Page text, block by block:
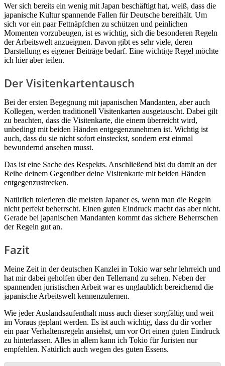
Wer sich bereits ein wenig mit Japan beschäftigt hat, weiß, dass die
japanische Kultur spannende Fallen für Deutsche bereithält. Um
sich vor ein paar Fettnäpfchen zu schützen und peinlichen
Momenten vorzubeugen, ist es wichtig, sich die besonderen Regeln
der Arbeitswelt anzueignen. Davon gibt es sehr viele, deren
Darstellung es eigener Beiträge bedarf. Eine wichtige Regel möchte
ich hier aber teilen.
Der Visitenkartentausch
Bei der ersten Begegnung mit japanischen Mandanten, aber auch
Kollegen, werden traditionell Visitenkarten ausgetauscht. Dabei gilt
zu beachten, dass die Visitenkarte, die einem überreicht wird,
unbedingt mit beiden Händen entgegenzunehmen ist. Wichtig ist
auch, dass du sie nicht sofort einsteckst, sondern erst einmal
bewundernd ansehen musst.
Das ist eine Sache des Respekts. Anschließend bist du damit an der
Reihe deinem Gegenüber deine Visitenkarte mit beiden Händen
entgegenzustrecken.
Natürlich tolerieren die meisten Japaner es, wenn man die Regeln
nicht perfekt beherrscht. Einen guten Eindruck macht das aber nicht.
Gerade bei japanischen Mandanten kommt das sichere Beherrschen
der Regeln gut an.
Fazit
Meine Zeit in der deutschen Kanzlei in Tokio war sehr lehrreich und
hat mir dabei geholfen über den Tellerrand zu sehen. Neben der
spannenden juristischen Arbeit war es unglaublich bereichernd die
japanische Arbeitswelt kennenzulernen.
Wie jeder Auslandsaufenthalt muss auch dieser sorgfältig und weit
im Voraus geplant werden. Es ist auch wichtig, dass du dir vorher
ein paar Verhaltensregeln ansiehst, um vor Ort einen guten Eindruck
zu hinterlassen. Alles in allem kann ich Tokio für Juristen nur
empfehlen. Natürlich auch wegen des guten Essens.